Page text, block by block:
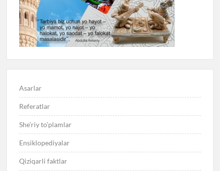
Asarlar
Referatlar
She’riy to’plamlar
Ensiklopediyalar
Qiziqarli faktlar